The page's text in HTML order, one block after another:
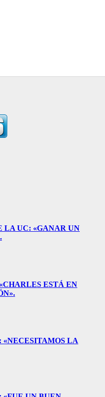
LA UC: «GANAR UN
ESTÁ EN
«NECESITAMOS LA